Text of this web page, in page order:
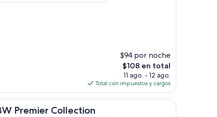
$94 por noche
El
precio
actual
es
de
$108 en total
11 ago. - 12 ago.
Total con impuestos y cargos
Premier Collection
Collection